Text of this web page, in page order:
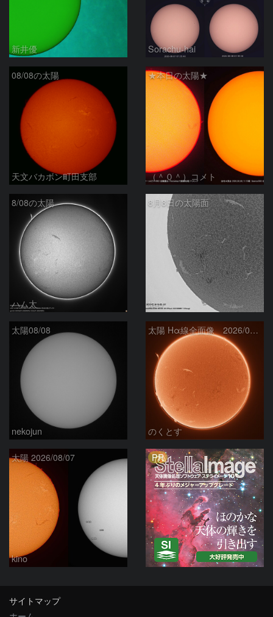
新井優 Sorachu-hai
08/08の太陽
天文バカボン町田支部
★本日の太陽★
（＾０＾）コメト
8/08の太陽
ハム太
8月8日の太陽面
ta-o
太陽08/08
nekojun
太陽 Hα線全面像 2026/08/08
のくとす
太陽 2026/08/07
kino
PR
サイトマップ